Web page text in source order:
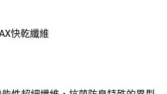
快乾纖維